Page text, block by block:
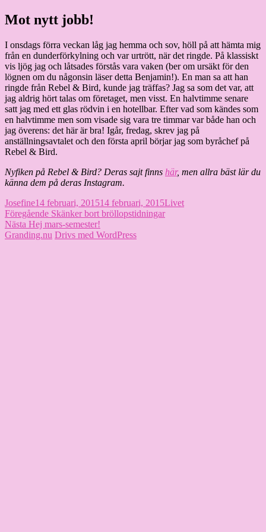
Hoppa
till
Granding.nu
Mot nytt jobb!
I onsdags förra veckan låg jag hemma och sov, höll på att hämta mig
från en dunderförkylning och var urtrött, när det ringde. På klassiskt
vis ljög jag och låtsades förstås vara vaken (ber om ursäkt för den
lögnen om du någonsin läser detta Benjamin!). En man sa att han
ringde från Rebel & Bird, kunde jag träffas? Jag sa som det var, att
jag aldrig hört talas om företaget, men visst. En halvtimme senare
satt jag med ett glas rödvin i en hotellbar. Efter vad som kändes som
en halvtimme men som visade sig vara tre timmar var både han och
jag överens: det här är bra! Igår, fredag, skrev jag på
anställningsavtalet och den första april börjar jag som byråchef på
Rebel & Bird.
Nyfiken på Rebel & Bird? Deras sajt finns här, men allra bäst lär du
känna dem på deras Instagram.
Författare
JosefinePublicerat
den
14 februari, 201514 februari, 2015Kategorier
Livet
Inläggsnavigering
Föregående Föregående
inlägg:
Skänker bort bröllopstidningar
Nästa Nästa
inlägg:
Hej mars-semester!
Granding.nu Drivs med WordPress